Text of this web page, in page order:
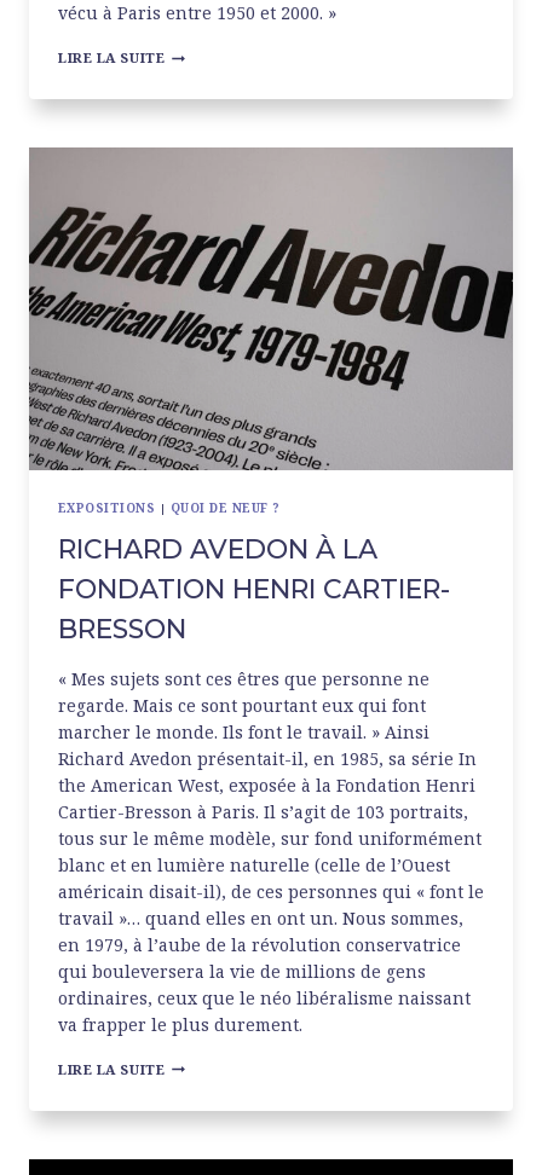
vécu à Paris entre 1950 et 2000. »
LIRE LA SUITE PARIS
À
EXPOSITIONS | QUOI DE NEUF ?
RICHARD AVEDON À LA
FONDATION HENRI CARTIER-
BRESSON
« Mes sujets sont ces êtres que personne ne
regarde. Mais ce sont pourtant eux qui font
marcher le monde. Ils font le travail. » Ainsi
Richard Avedon présentait-il, en 1985, sa série In
the American West, exposée à la Fondation Henri
Cartier-Bresson à Paris. Il s’agit de 103 portraits,
tous sur le même modèle, sur fond uniformément
blanc et en lumière naturelle (celle de l’Ouest
américain disait-il), de ces personnes qui « font le
travail »… quand elles en ont un. Nous sommes,
en 1979, à l’aube de la révolution conservatrice
qui bouleversera la vie de millions de gens
ordinaires, ceux que le néo libéralisme naissant
va frapper le plus durement.
LIRE LA SUITE RICHARD